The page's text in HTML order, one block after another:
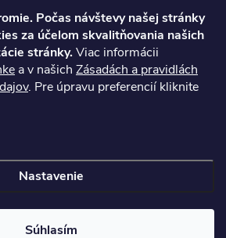
Počas návštevy našej stránky
za účelom skvalitňovania našich
stránky.Viac informácii
a v našich Zásadách a pravidlách
. Pre úpravu preferencií kliknite
Nastavenie
Súhlasím
ceny tovaru
od : 8/8/2026
NAJ.SK. Všetky práva vyhradené.